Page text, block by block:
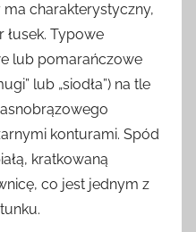
charakterystyczny,
Typowe
lub pomarańczowe
lub „siodła”) na tle
konturami. Spód
kratkowaną
co jest jednym z